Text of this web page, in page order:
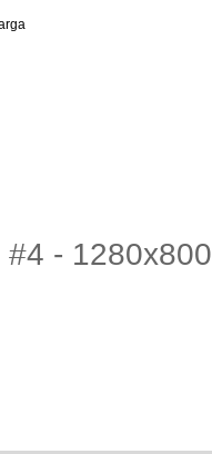
- 1280x800